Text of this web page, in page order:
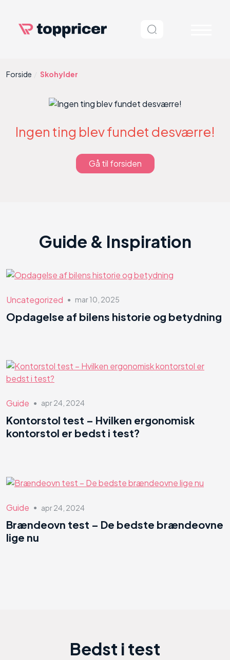
Forside Skohylder
Ingen ting blev fundet desværre!
Gå til forsiden
Guide & Inspiration
Uncategorized ● mar 10, 2025
Opdagelse af bilens historie og betydning
Guide ● apr 24, 2024
Kontorstol test – Hvilken ergonomisk
kontorstol er bedst i test?
Guide ● apr 24, 2024
Brændeovn test – De bedste brændeovne
lige nu
Bedst i test